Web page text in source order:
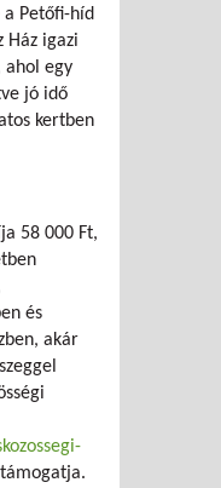
Petőfi-híd
Ház igazi
ahol egy
jó idő
kertben
58 000 Ft,
és
akár